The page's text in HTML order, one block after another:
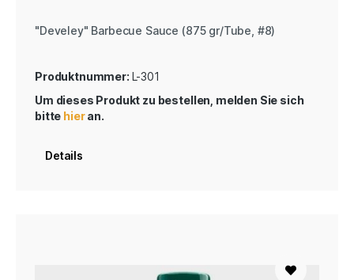
"Develey" Barbecue Sauce (875 gr/Tube, #8)
Produktnummer: L-301
Um dieses Produkt zu bestellen, melden Sie sich
bitte hieran.
Details